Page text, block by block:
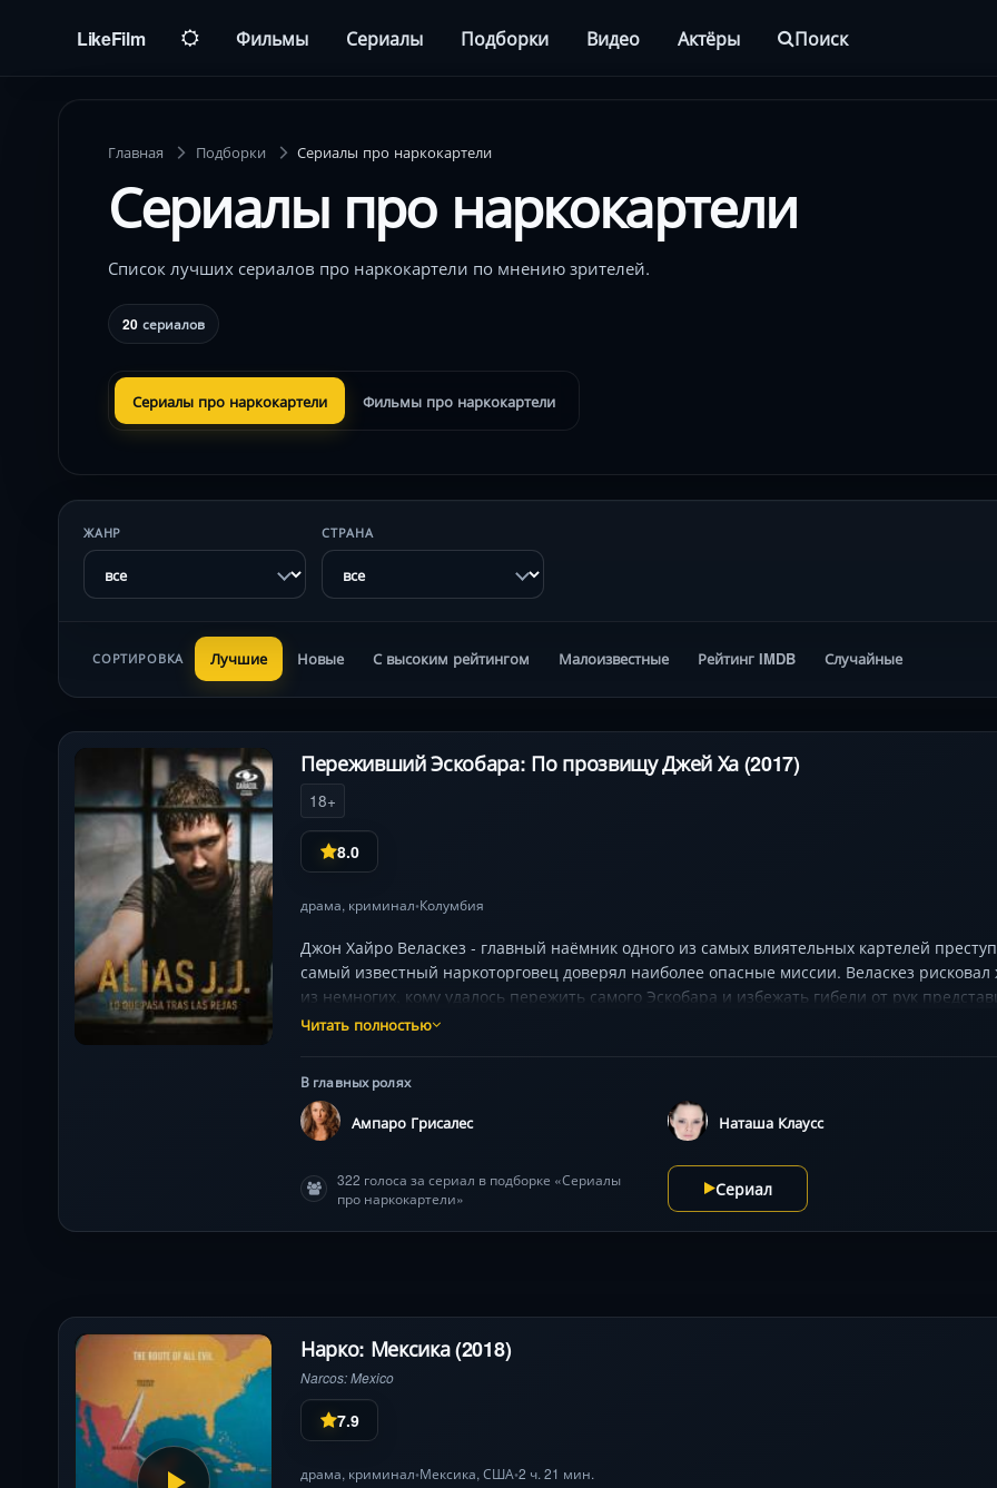
LikeFilm Фильмы Сериалы Подборки Видео Актёры Поиск
Главная Подборки Сериалы про наркокартели
Сериалы про наркокартели
Список лучших сериалов про наркокартели по мнению зрителей.
20 сериалов
Сериалы про наркокартели Фильмы про наркокартели
ЖАНР СТРАНА
СОРТИРОВКА Лучшие Новые С высоким рейтингом Малоизвестные Рейтинг IMDB Случайные
Переживший Эскобара: По прозвищу Джей Ха (2017)
18+
8.0
драма, криминал•Колумбия
Джон Хайро Веласкез - главный наёмник одного из самых влиятельных картелей
самый известный наркоторговец доверял наиболее опасные миссии. Веласкез
из немногих, кому удалось пережить самого Эскобара и избежать гибели от рук
Читать полностью
В главных ролях
Ампаро Грисалес Наташа Клаусс
322 голоса за сериал в подборке «Сериалы
про наркокартели»
Сериал
Нарко: Мексика (2018)
Narcos: Mexico
7.9
драма, криминал•Мексика, США•2 ч. 21 мин.